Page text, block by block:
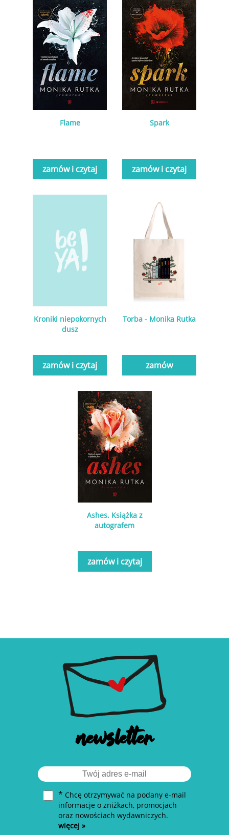
Flame
zamów i czytaj
Spark
zamów i czytaj
Kroniki niepokornych
dusz
zamów i czytaj
Torba - Monika Rutka
zamów
Ashes. Książka z
autografem
zamów i czytaj
newsletter
* Chcę otrzymywać na podany e-mail
informacje o zniżkach, promocjach
oraz nowościach wydawniczych.
więcej »